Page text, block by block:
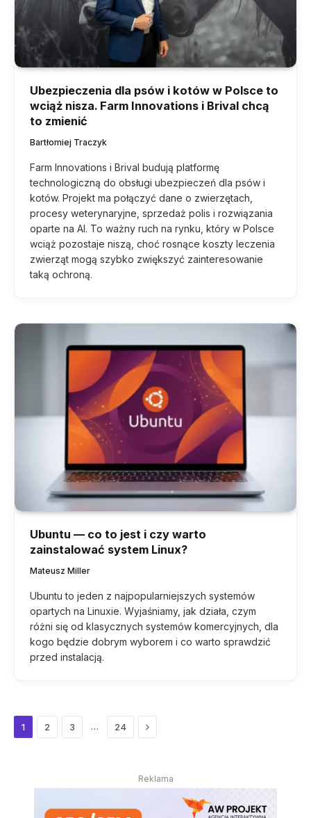
Ubezpieczenia dla psów i kotów w Polsce to
wciąż nisza. Farm Innovations i Brival chcą
to zmienić
Bartłomiej Traczyk
Farm Innovations i Brival budują platformę
technologiczną do obsługi ubezpieczeń dla psów i
kotów. Projekt ma połączyć dane o zwierzętach,
procesy weterynaryjne, sprzedaż polis i rozwiązania
oparte na AI. To ważny ruch na rynku, który w Polsce
wciąż pozostaje niszą, choć rosnące koszty leczenia
zwierząt mogą szybko zwiększyć zainteresowanie
taką ochroną.
Ubuntu — co to jest i czy warto
zainstalować system Linux?
Mateusz Miller
Ubuntu to jeden z najpopularniejszych systemów
opartych na Linuxie. Wyjaśniamy, jak działa, czym
różni się od klasycznych systemów komercyjnych, dla
kogo będzie dobrym wyborem i co warto sprawdzić
przed instalacją.
1 2 3 … 24 Next
Reklama